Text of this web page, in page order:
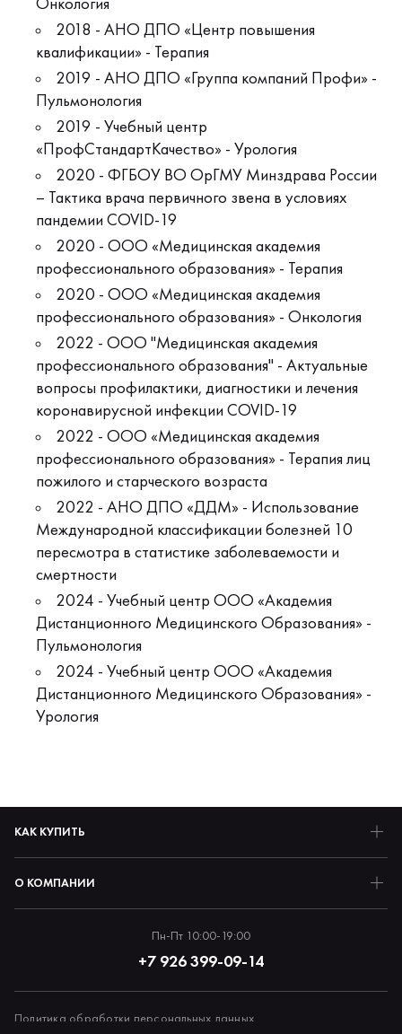
2018 - АНО ДПО «Центр повышения
квалификации» - Терапия
2019 - АНО ДПО «Группа компаний Профи» -
Пульмонология
2019 - Учебный центр
«ПрофСтандартКачество» - Урология
2020 - ФГБОУ ВО ОрГМУ Минздрава России
– Тактика врача первичного звена в условиях
пандемии COVID-19
2020 - ООО «Медицинская академия
профессионального образования» - Терапия
2020 - ООО «Медицинская академия
профессионального образования» - Онкология
2022 - ООО "Медицинская академия
профессионального образования" - Актуальные
вопросы профилактики, диагностики и лечения
коронавирусной инфекции COVID-19
2022 - ООО «Медицинская академия
профессионального образования» - Терапия лиц
пожилого и старческого возраста
2022 - АНО ДПО «ДДМ» - Использование
Международной классификации болезней 10
пересмотра в статистике заболеваемости и
смертности
2024 - Учебный центр ООО «Академия
Дистанционного Медицинского Образования» -
Пульмонология
2024 - Учебный центр ООО «Академия
Дистанционного Медицинского Образования» -
Урология
КАК КУПИТЬ
О КОМПАНИИ
Пн-Пт 10:00-19:00
+7 926 399-09-14
Политика обработки персональных данных